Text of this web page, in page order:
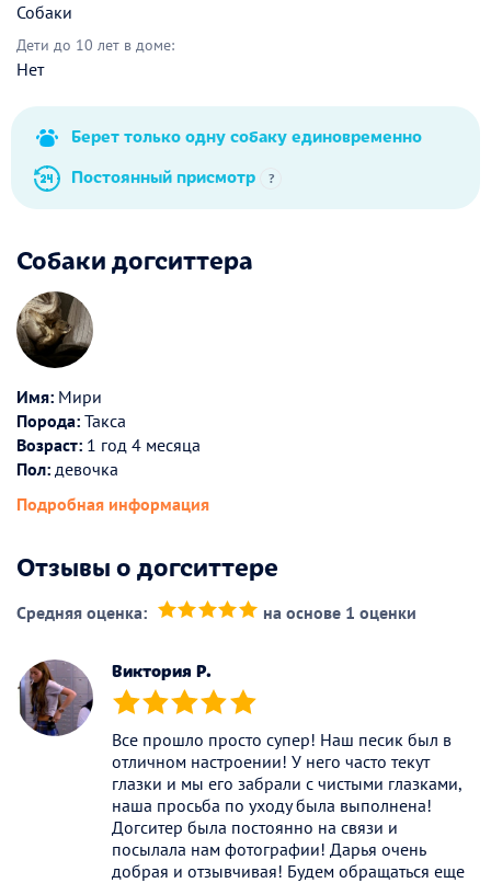
Собаки
Дети до 10 лет в доме:
Нет
Берет только одну собаку единовременно
Постоянный присмотр
?
Собаки догситтера
Имя: Мири
Порода: Такса
Возраст: 1 год 4 месяца
Пол: девочка
Подробная информация
Отзывы о догситтере
Средняя оценка: на основе 1 оценки
Виктория Р.
(*) (*) (*) (*) (*)
Все прошло просто супер! Наш песик был в
отличном настроении! У него часто текут
глазки и мы его забрали с чистыми глазками,
наша просьба по уходу была выполнена!
Догситер была постоянно на связи и
посылала нам фотографии! Дарья очень
добрая и отзывчивая! Будем обращаться еще